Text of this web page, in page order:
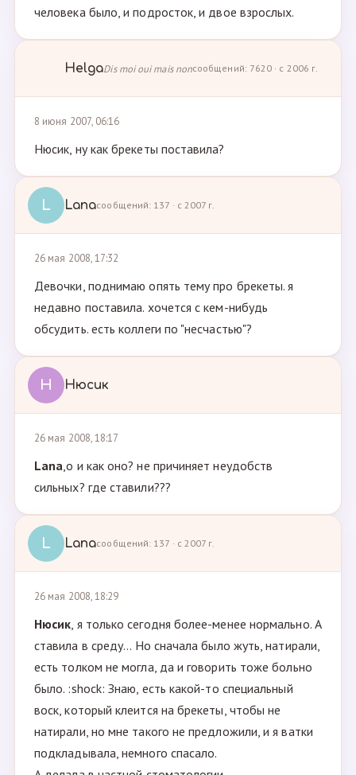
человека было, и подросток, и двое взрослых.
HelgaDis moi oui mais nonсообщений: 7620 · с 2006 г.
8 июня 2007, 06:16
Нюсик, ну как брекеты поставила?
L Lanaсообщений: 137 · с 2007 г.
26 мая 2008, 17:32
Девочки, поднимаю опять тему про брекеты. я
недавно поставила. хочется с кем-нибудь
обсудить. есть коллеги по "несчастью"?
Н Нюсик
26 мая 2008, 18:17
Lana,о и как оно? не причиняет неудобств
сильных? где ставили???
L Lanaсообщений: 137 · с 2007 г.
26 мая 2008, 18:29
Нюсик, я только сегодня более-менее нормально. А
ставила в среду... Но сначала было жуть, натирали,
есть толком не могла, да и говорить тоже больно
было. :shock: Знаю, есть какой-то специальный
воск, который клеится на брекеты, чтобы не
натирали, но мне такого не предложили, и я ватки
подкладывала, немного спасало.